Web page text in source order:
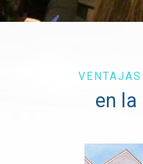
en la